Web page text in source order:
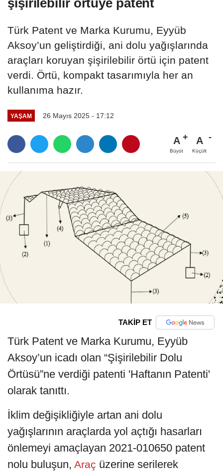
şişirilebilir örtüye patent
Türk Patent ve Marka Kurumu, Eyyüb
Aksoy’un geliştirdiği, ani dolu yağışlarında
araçları koruyan şişirilebilir örtü için patent
verdi. Örtü, kompakt tasarımıyla her an
kullanıma hazır.
YAŞAM 26 Mayıs 2025 - 17:12
A
Büyüt
A
Küçült
TAKİP ET
Türk Patent ve Marka Kurumu, Eyyüb
Aksoy’un icadı olan “Şişirilebilir Dolu
Örtüsü”ne verdiği patenti 'Haftanın Patenti'
olarak tanıttı.
İklim değişikliğiyle artan ani dolu
yağışlarının araçlarda yol açtığı hasarları
önlemeyi amaçlayan 2021-010650 patent
nolu buluşun, Araç üzerine serilerek